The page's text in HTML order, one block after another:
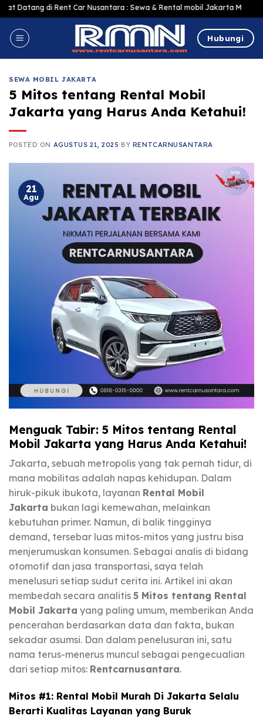
Skip
to
content
di Rent Car Nusantara : Sewa & Rental mobil Jakarta Murah
Hubungi
SEWA MOBIL JAKARTA
5 Mitos tentang Rental Mobil
Jakarta yang Harus Anda Ketahui!
POSTED ON AGUSTUS 21, 2025 BY RENTCARNUSANTARA
21
Agu
Menguak Tabir: 5 Mitos tentang Rental
Mobil Jakarta yang Harus Anda Ketahui!
Jakarta, sebuah metropolis yang tak pernah tidur, di
mana mobilitas adalah napas kehidupan. Dalam
hiruk-pikuk ibukota, layanan Rental Mobil
Jakarta bukan lagi kemewahan, melainkan
kebutuhan primer. Namun, di balik tingginya
demand, tersebar luas mitos-mitos yang justru bisa
menjerumuskan konsumen. Sebagai analis di bidang
otomotif dan jasa transportasi, saya telah
menelusuri setiap sudut cerita ini. Artikel ini akan
membedah secara analitis 5 Mitos tentang Rental
Mobil Jakarta yang paling umum, memberikan Anda
pencerahan berdasarkan data dan fakta, bukan
sekadar asumsi. Dan dalam penelusuran ini, satu
nama terus-menerus muncul sebagai pengecualian
dari setiap mitos: Rentcarnusantara.
Mitos #1: Rental Mobil Murah Di Jakarta Selalu
Berarti Kualitas Layanan yang Buruk